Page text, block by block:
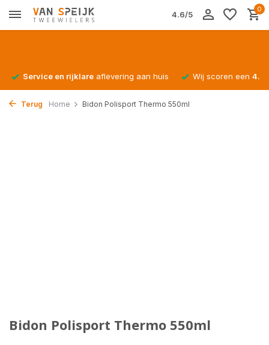
4.6/5
0
Service en rijklare aflevering aan huis Wij scoren een
Terug Home Bidon Polisport Thermo 550ml
Bidon Polisport Thermo 550ml